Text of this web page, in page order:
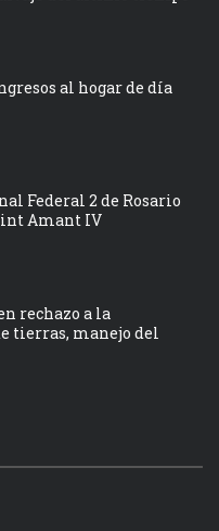
al hogar de día
Federal 2 de Rosario
Amant IV
rechazo a la
tierras, manejo del